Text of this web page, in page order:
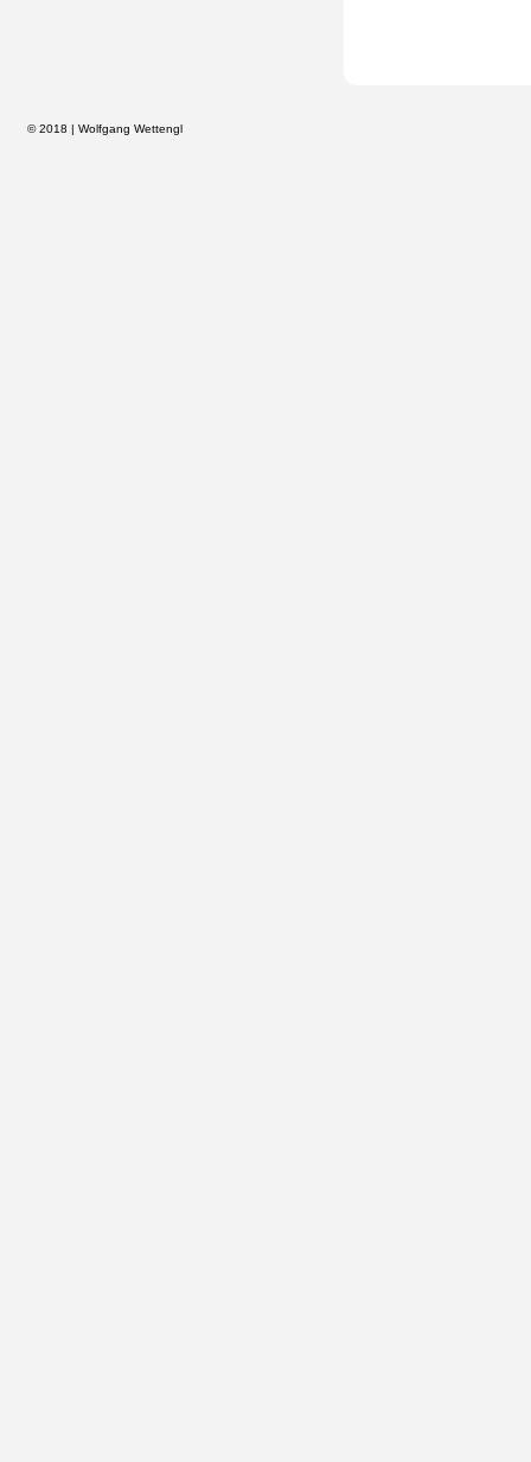
© 2018 | Wolfgang Wettengl